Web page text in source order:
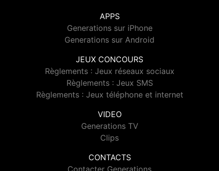
APPS
Generations sur iPhone
Generations sur Android
JEUX CONCOURS
Règlements : Jeux réseaux sociaux
Règlements : Jeux SMS
Règlements : Jeux téléphone et internet
VIDEO
Generations TV
Clips
CONTACTS